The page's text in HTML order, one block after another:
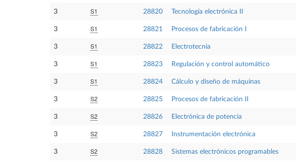
3 S1 28820 Tecnología electrónica II
3 S1 28821 Procesos de fabricación I
3 S1 28822 Electrotecnia
3 S1 28823 Regulación y control automático
3 S1 28824 Cálculo y diseño de máquinas
3 S2 28825 Procesos de fabricación II
3 S2 28826 Electrónica de potencia
3 S2 28827 Instrumentación electrónica
3 S2 28828 Sistemas electrónicos programables